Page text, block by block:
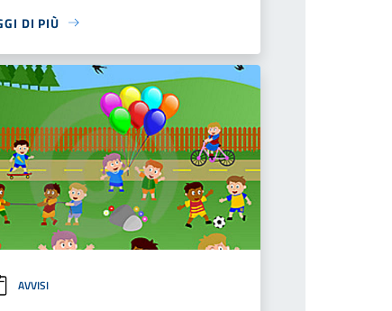
DI PIÙ
AVVISI